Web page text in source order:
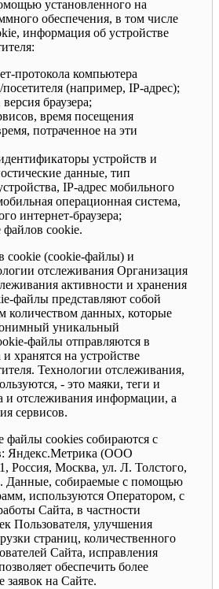
установленного на
обеспечения, в том числе
информация об устройстве
протокола компьютера
посетителя (например, IP-адрес);
браузера;
время посещения
потраченное на эти
устройств и
данные, тип
IP-адрес мобильного
операционная система,
интернет-браузера;
cookie.
cookie (сookie-файлы) и
отслеживания Организация
активности и хранения
файлы представляют собой
количеством данных, которые
уникальный
файлы отправляются в
и хранятся на устройстве
Технологии отслеживания,
- это маяки, теги и
и отслеживания информации, а
сервисов.
файлы cookies собираются с
Яндекс.Метрика (ООО
Москва, ул. Л. Толстого,
Данные, собираемые с помощью
используются Оператором, с
Сайта, в частности
Пользователя, улучшения
страниц, количественного
Сайта, исправления
обеспечить более
заявок на Сайте.